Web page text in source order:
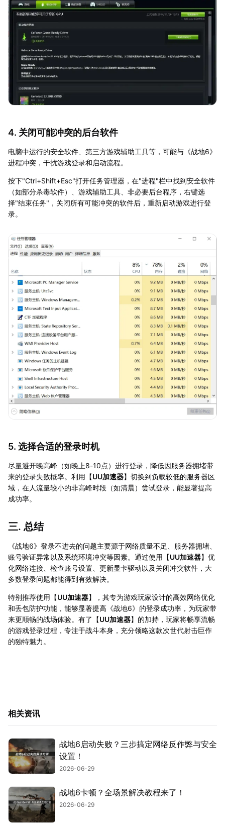
4. 关闭可能冲突的后台软件
电脑中运行的安全软件、第三方游戏辅助工具等，可能与《战地6》
进程冲突，干扰游戏登录和启动流程。
按下"Ctrl+Shift+Esc"打开任务管理器，在"进程"栏中找到安全软件
（如部分杀毒软件）、游戏辅助工具、非必要后台程序，右键选
择"结束任务"，关闭所有可能冲突的软件后，重新启动游戏进行登
录。
5. 选择合适的登录时机
尽量避开晚高峰（如晚上8-10点）进行登录，降低因服务器拥堵带
来的登录失败概率。利用【UU加速器】切换到负载较低的服务器区
域，在人流量较小的非高峰时段（如清晨）尝试登录，能显著提高
成功率。
三. 总结
《战地6》登录不进去的问题主要源于网络质量不足、服务器拥堵、
账号验证异常以及系统环境冲突等因素。通过使用【UU加速器】优
化网络连接、检查账号设置、更新显卡驱动以及关闭冲突软件，大
多数登录问题都能得到有效解决。
特别推荐使用【UU加速器】，其专为游戏玩家设计的高效网络优化
和丢包防护功能，能够显著提高《战地6》的登录成功率，为玩家带
来更顺畅的战场体验。有了【UU加速器】的加持，玩家将畅享流畅
的游戏登录过程，专注于战斗本身，充分领略这款次世代射击巨作
的独特魅力。
相关资讯
战地6启动失败？三步搞定网络反作弊与安全
设置！
2026-06-29
战地6卡顿？全场景解决教程来了！
2026-06-29